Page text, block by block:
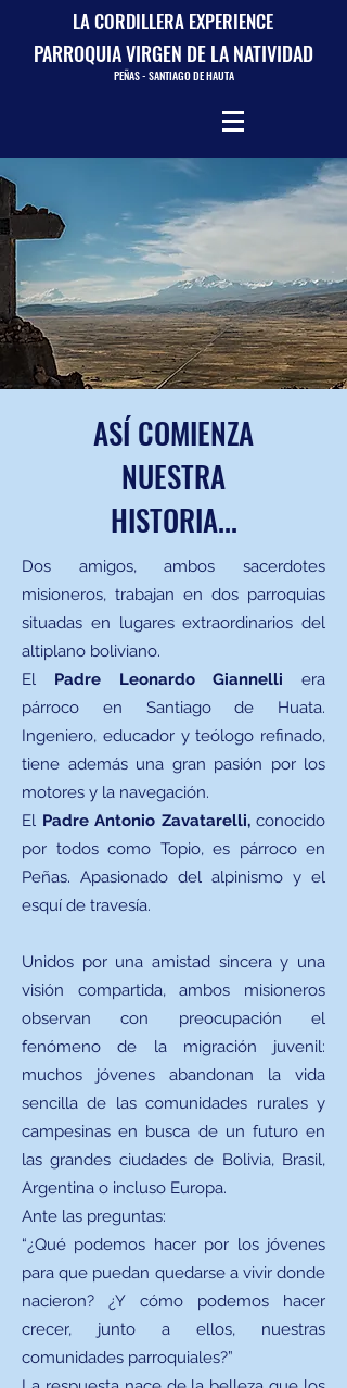
LA CORDILLERA EXPERIENCE
PARROQUIA VIRGEN DE LA NATIVIDAD
PEÑAS - SANTIAGO DE HAUTA
ASÍ COMIENZA
NUESTRA
HISTORIA...
Dos amigos, ambos sacerdotes
misioneros, trabajan en dos parroquias
situadas en lugares extraordinarios del
altiplano boliviano.
El Padre Leonardo Giannelli era
párroco en Santiago de Huata.
Ingeniero, educador y teólogo refinado,
tiene además una gran pasión por los
motores y la navegación.
El Padre Antonio Zavatarelli,conocido
por todos como Topio, es párroco en
Peñas. Apasionado del alpinismo y el
esquí de travesía.
Unidos por una amistad sincera y una
visión compartida, ambos misioneros
observan con preocupación el
fenómeno de la migración juvenil:
muchos jóvenes abandonan la vida
sencilla de las comunidades rurales y
campesinas en busca de un futuro en
las grandes ciudades de Bolivia, Brasil,
Argentina o incluso Europa.
Ante las preguntas:
“¿Qué podemos hacer por los jóvenes
para que puedan quedarse a vivir donde
nacieron? ¿Y cómo podemos hacer
crecer, junto a ellos, nuestras
comunidades parroquiales?”